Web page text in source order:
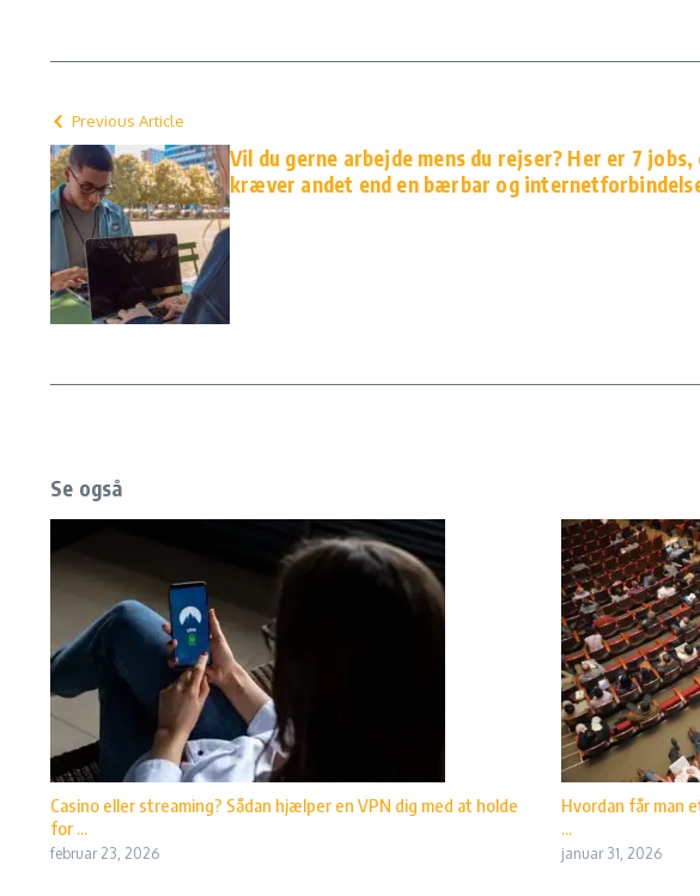
Previous Article
Vil du gerne arbejde mens du rejser? Her er 7
kræver andet end en bærbar og
Se også
Casino eller streaming? Sådan hjælper en VPN dig med at holde
for ...
februar 23, 2026
Hvordan får man
...
januar 31, 2026